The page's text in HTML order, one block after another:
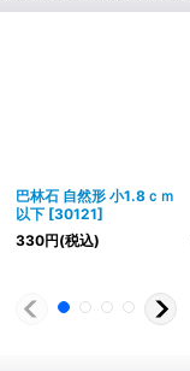
巴林石 自然形 小1.8ｃｍ
以下 [30121]
330円(税込)